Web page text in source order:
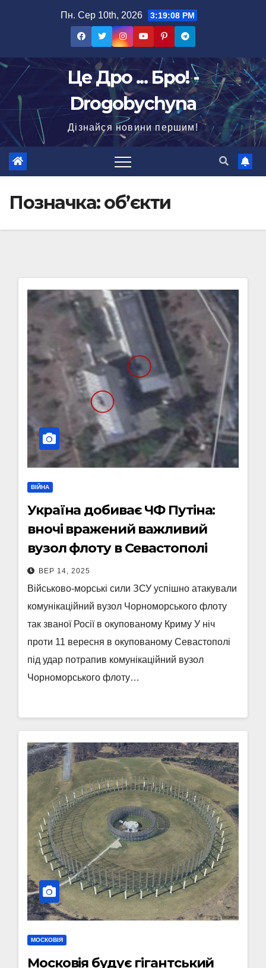
Пн. Сер 10th, 2026 3:19:09 PM
Це Дро ... Бро! -
Drogobychyna
Дізнайся новини першим!
Позначка:об’єкти
ВІЙНА
Україна добиває ЧФ Путіна:
вночі вражений важливий
вузол флоту в Севастополі
ВЕР 14, 2025
Військово-морські сили ЗСУ успішно атакували
комунікаційний вузол Чорноморського флоту
так званої Росії в окупованому Криму У ніч
проти 11 вересня в окупованому Севастополі
під удар потрапив комунікаційний вузол
Чорноморського флоту…
МОСКОВІЯ
Московія будує гігантський